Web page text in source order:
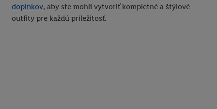
doplnkov, aby ste mohli vytvoriť kompletné a štýlové
outfity pre každú príležitosť.